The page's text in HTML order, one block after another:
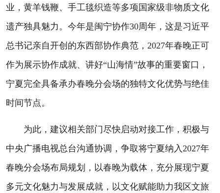
业，黄羊钱鞭、手工毯织造等多项国家级非物质文化
遗产独具魅力。今年是闽宁协作30周年，这是习近平
总书记亲自开创的东西部协作典范，2027年春晚正可
作为展示协作成就、讲好“山海情”故事的重要窗口，
宁夏完全具备承办春晚分会场的独特文化优势与绝佳
时间节点。
为此，建议相关部门尽快启动对接工作，积极与
中央广播电视总台沟通协调，争取将宁夏纳入2027年
春晚分会场布局规划，以春晚为载体，充分展现宁夏
多元文化魅力与发展成就，以文化赋能助力我区文旅